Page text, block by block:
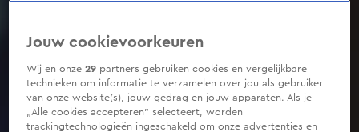
Jouw cookievoorkeuren
Wij en onze29 partners gebruiken cookies en vergelijkbare
technieken om informatie te verzamelen over jou als gebruiker
van onze website(s), jouw gedrag en jouw apparaten. Als je
„Alle cookies accepteren” selecteert, worden
trackingtechnologieën ingeschakeld om onze advertenties en